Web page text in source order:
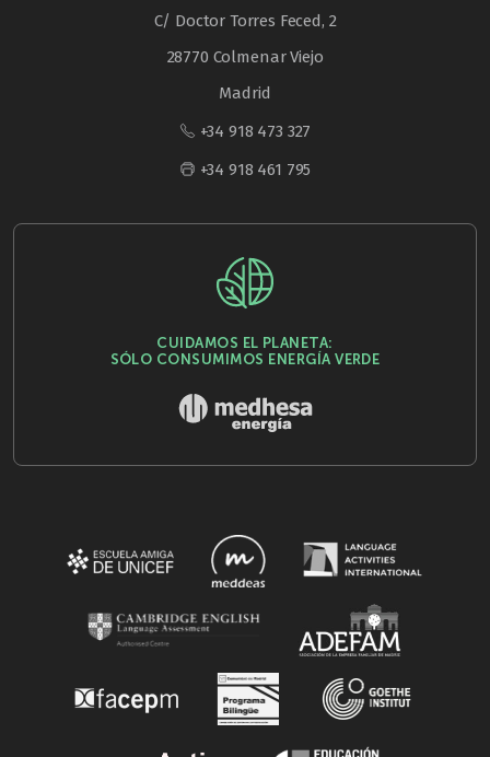
C/ Doctor Torres Feced, 2
28770 Colmenar Viejo
Madrid
+34 918 473 327
+34 918 461 795
CUIDAMOS EL PLANETA:
SÓLO CONSUMIMOS ENERGÍA VERDE